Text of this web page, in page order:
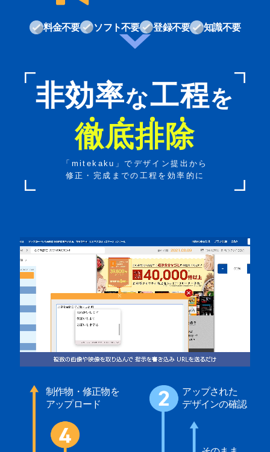
料金不要 ソフト不要 登録不要 知識不要
非効率な工程を
徹底排除
「mitekaku」でデザイン提出から
修正・完成までの工程を効率的に
制作物・修正物を
アップロード
アップされた
デザインの確認